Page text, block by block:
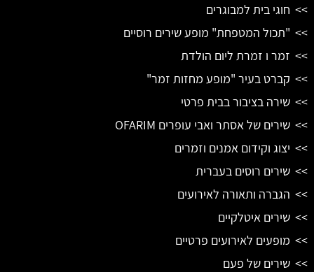
חוגי בית למבוגרים
"תכול המטפחת" מופע שירים רוסיים
זמר ו זמרת ליום הולדת
קברט בעיר "מופע מחזות זמר"
שירה בציבור בבית פרטי
שירים של אסתר ואבי עופרים OFARIM
יצוג וקידום אמנים וזמרים
שירים רוסים בעברית
הגברה ותאורה לאירועים
שירים איטלקיים
מופעים לאירועים פרטיים
שירים של פעם